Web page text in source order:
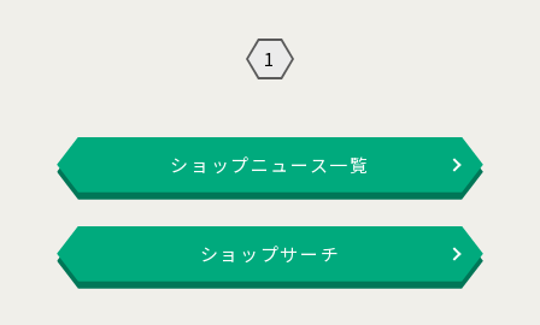
1
ショップニュース一覧
ショップサーチ